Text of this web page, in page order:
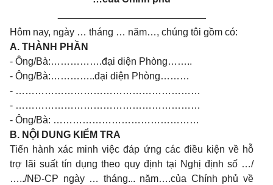
Hôm nay, ngày … tháng … năm…, chúng tôi gồm có:
A. THÀNH PHẦN
- Ông/Bà:…………….đại diện Phòng……..
- Ông/Bà:…………..đại diện Phòng………
- …………………………………………………
- …………………………………………………
- Ông/Bà: ………………………………………
B. NỘI DUNG KIỂM TRA
Tiến hành xác minh việc đáp ứng các điều kiện về hỗ
trợ lãi suất tín dụng theo quy định tại Nghị định số …/
…../NĐ-CP ngày … tháng... năm….của Chính phủ về